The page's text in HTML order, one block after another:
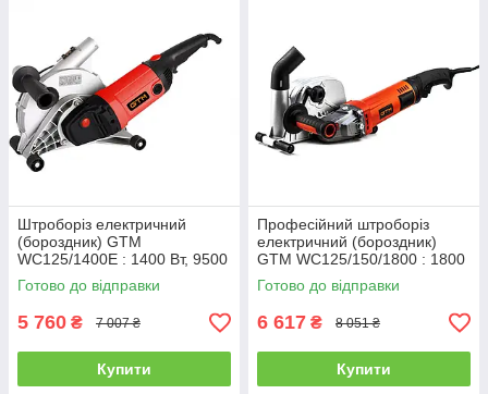
Штроборіз електричний
(бороздник) GTM
WC125/1400E : 1400 Вт, 9500
об/хв, 3см глибини, плавний
пуск (бетоноріз)
Готово до відправки
5 760 ₴ 7 007 ₴
Купити
Професійний штроборіз
електричний (бороздник)
GTM WC125/150/1800 : 1800
Вт, 7500 об/хв, диск
125/150мм (2480)
Готово до відправки
6 617 ₴ 8 051 ₴
Купити